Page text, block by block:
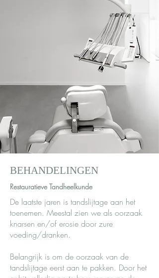
​BEHANDELINGEN
Restauratieve Tandheelkunde
De laatste jaren is tandslijtage aan het
toenemen. Meestal zien we als oorzaak
knarsen en/of erosie door zure
voeding/dranken.
Belangrijk is om de oorzaak van de
tandslijtage eerst aan te pakken. Door het